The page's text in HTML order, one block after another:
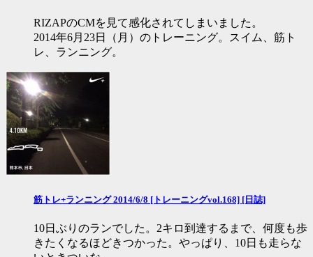
RIZAPのCMを見て感化されてしまいました。
2014年6月23日（月）のトレーニング。スイム、筋ト
レ、ランニング。
筋トレ+ランニング 2014/6/8 [トレーニングvol.168] [日誌]
10日ぶりのランでした。2キロ到達するまで、何度も歩
きたくなるほどきつかった。やっぱり、10日も走らな